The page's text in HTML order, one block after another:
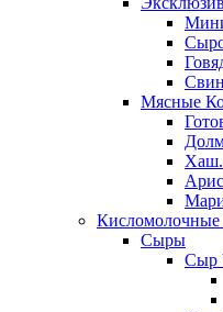
Мясные
Хаш.
Сыры
Сыр